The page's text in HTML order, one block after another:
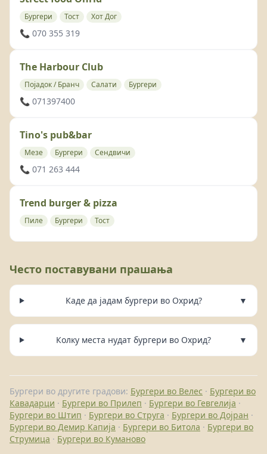
Бургери Тост Хот Дог
📞 070 355 319
The Harbour Club
Појадок / Бранч Салати Бургери
📞 071397400
Tino's pub&bar
Мезе Бургери Сендвичи
📞 071 263 444
Trend burger & pizza
Пиле Бургери Тост
Често поставувани прашања
Каде да јадам бургери во Охрид? ▼
Колку места нудат бургери во Охрид? ▼
Бургери во другите градови: Бургери во Велес · Бургери во
Кавадарци · Бургери во Прилеп · Бургери во Гевгелија ·
Бургери во Штип · Бургери во Струга · Бургери во Дојран ·
Бургери во Демир Капија · Бургери во Битола · Бургери во
Струмица · Бургери во Куманово